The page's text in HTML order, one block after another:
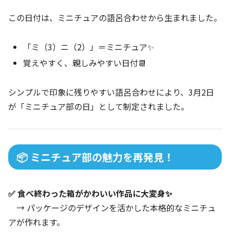
この日付は、ミニチュアの語呂合わせから生まれました。
「ミ（3）ニ（2）」＝ミニチュア✨
覚えやすく、親しみやすい日付📆
シンプルで印象に残りやすい語呂合わせにより、3月2日
が「ミニチュア部の日」として制定されました。
📦 ミニチュア部の魅力を再発見！
✅ 食べ終わった箱がかわいい作品に大変身✨
→ パッケージのデザインを活かした本格的なミニチュ
アが作れます。